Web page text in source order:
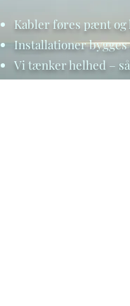
Kabler føres pænt og
Installationer
Vi tænker helhed –
med resten af båden